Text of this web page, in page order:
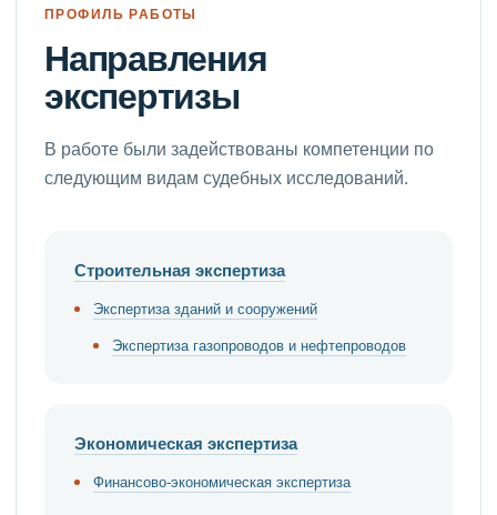
ПРОФИЛЬ РАБОТЫ
Направления
экспертизы
В работе были задействованы компетенции по
следующим видам судебных исследований.
Строительная экспертиза
Экспертиза зданий и сооружений
Экспертиза газопроводов и нефтепроводов
Экономическая экспертиза
Финансово-экономическая экспертиза